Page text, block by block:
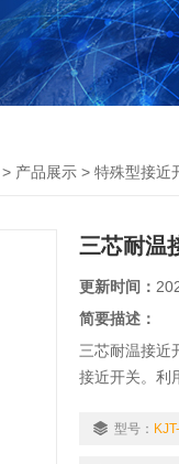
> 产品展示 > 特殊型接近
三芯耐温
更新时间：
简要描述：
三芯耐温接近
接近开关。利
型号：